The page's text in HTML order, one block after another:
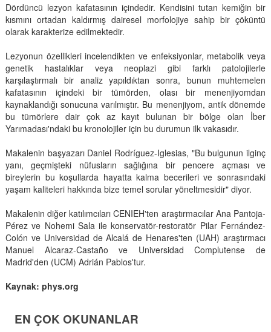
Dördüncü lezyon kafatasının içindedir. Kendisini tutan kemiğin bir
kısmını ortadan kaldırmış dairesel morfolojiye sahip bir çöküntü
olarak karakterize edilmektedir.
Lezyonun özellikleri incelendikten ve enfeksiyonlar, metabolik veya
genetik hastalıklar veya neoplazi gibi farklı patolojilerle
karşılaştırmalı bir analiz yapıldıktan sonra, bunun muhtemelen
kafatasının içindeki bir tümörden, olası bir menenjiyomdan
kaynaklandığı sonucuna varılmıştır. Bu menenjiyom, antik dönemde
bu tümörlere dair çok az kayıt bulunan bir bölge olan İber
Yarımadası'ndaki bu kronolojiler için bu durumun ilk vakasıdır.
Makalenin başyazarı Daniel Rodríguez-Iglesias, "Bu bulgunun ilginç
yanı, geçmişteki nüfusların sağlığına bir pencere açması ve
bireylerin bu koşullarda hayatta kalma becerileri ve sonrasındaki
yaşam kaliteleri hakkında bize temel sorular yöneltmesidir" diyor.
Makalenin diğer katılımcıları CENIEH'ten araştırmacılar Ana Pantoja-
Pérez ve Nohemi Sala ile konservatör-restoratör Pilar Fernández-
Colón ve Universidad de Alcalá de Henares'ten (UAH) araştırmacı
Manuel Alcaraz-Castaño ve Universidad Complutense de
Madrid'den (UCM) Adrián Pablos'tur.
Kaynak: phys.org
EN ÇOK OKUNANLAR